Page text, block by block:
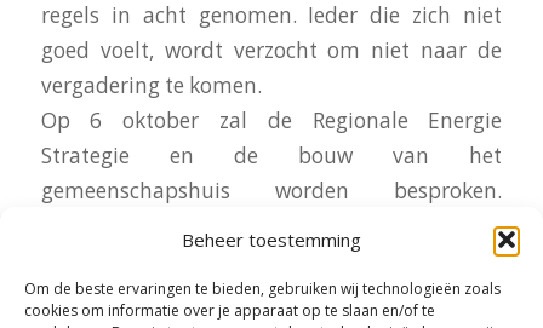
Beheer toestemming
Om de beste ervaringen te bieden, gebruiken wij technologieën zoals
cookies om informatie over je apparaat op te slaan en/of te
regels in acht genomen. Ieder die zich niet
goed voelt, wordt verzocht om niet naar de
vergadering te komen.
Op 6 oktober zal de Regionale Energie
Strategie en de bouw van het
gemeenschapshuis worden besproken.
Maatregelen tegen de stankhinder van de
veehouderij komen aan de orde en de
ontwikkeling van de Omgevingsvisie voor de